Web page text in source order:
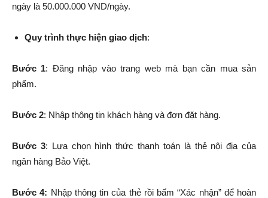
ngày là 50.000.000 VND/ngày.
Quy trình thực hiện giao dịch:
Bước 1: Đăng nhập vào trang web mà bạn cần mua sản
phẩm.
Bước 2: Nhập thông tin khách hàng và đơn đặt hàng.
Bước 3: Lựa chọn hình thức thanh toán là thẻ nội địa của
ngân hàng Bảo Việt.
Bước 4: Nhập thông tin của thẻ rồi bấm “Xác nhận” để hoàn